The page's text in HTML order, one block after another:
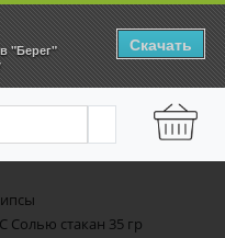
Солью стакан 35 гр
"Берег"
Скачать